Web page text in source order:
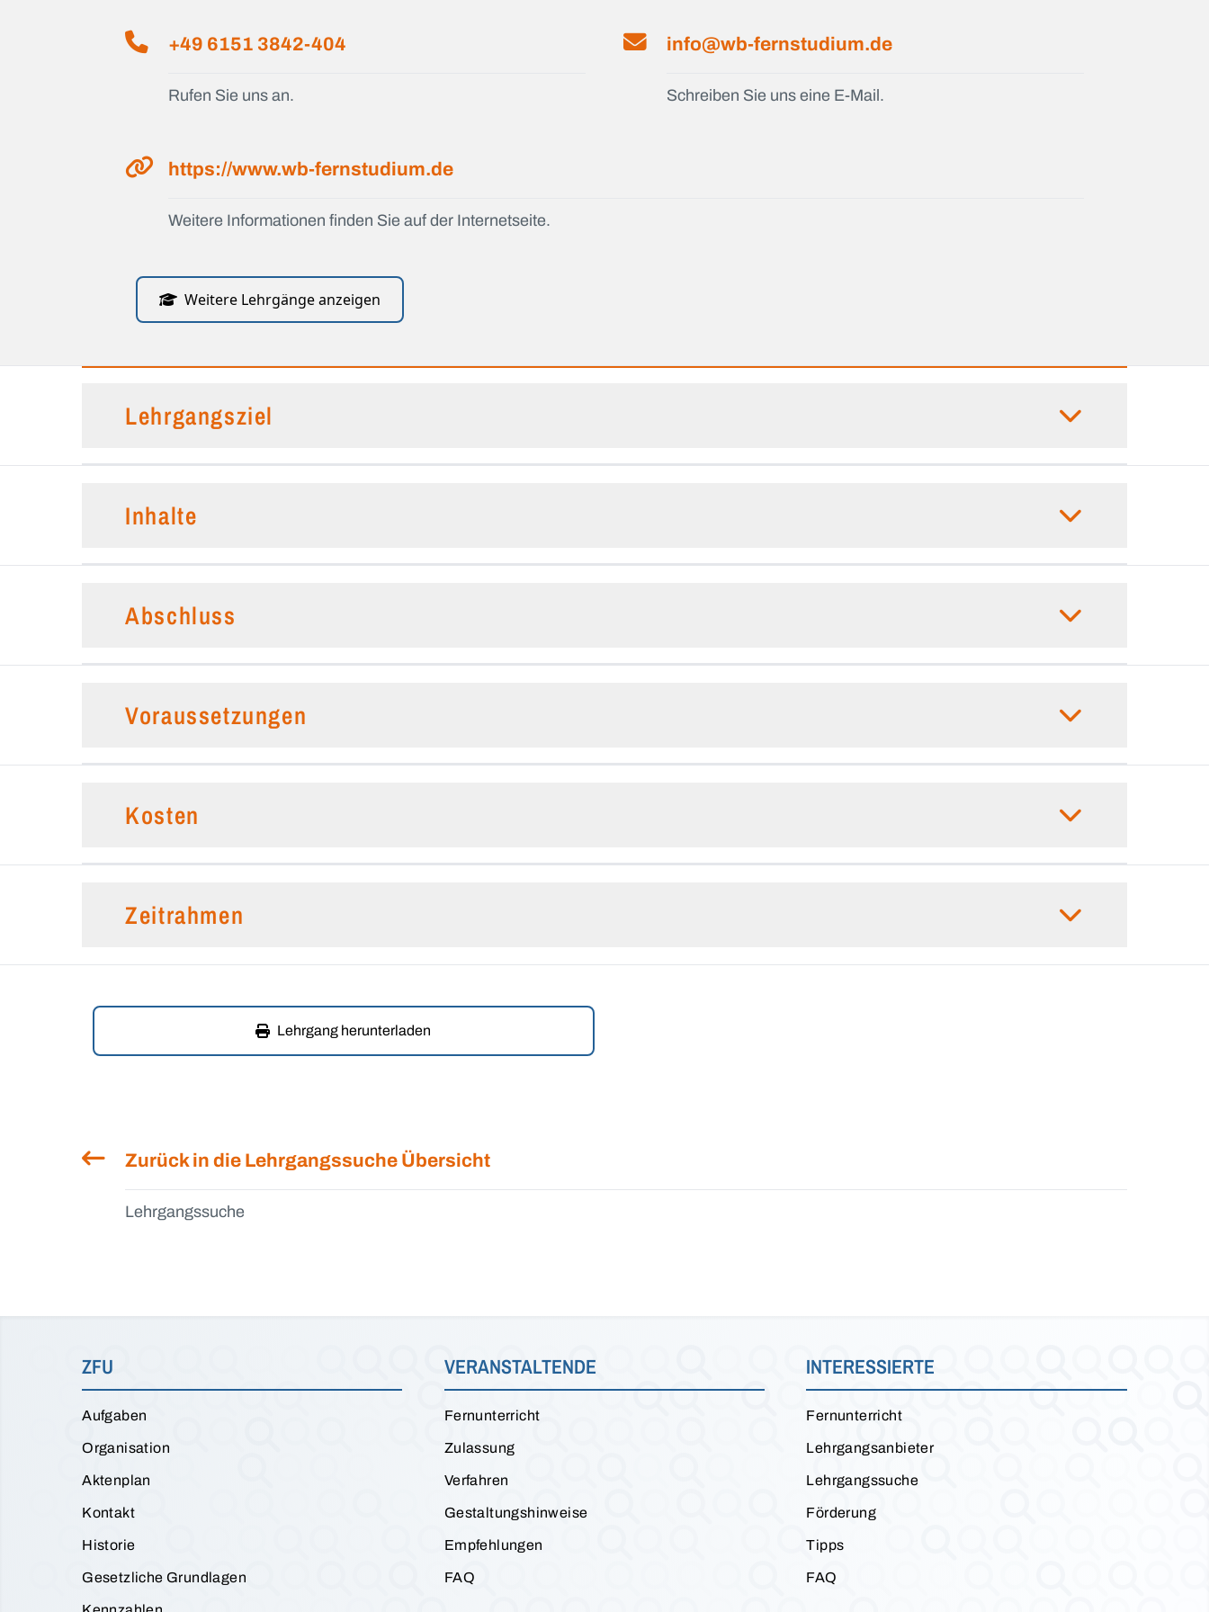
+49 6151 3842-404
Rufen Sie uns an.
info@wb-fernstudium.de
Schreiben Sie uns eine E-Mail.
https://www.wb-fernstudium.de
Weitere Informationen finden Sie auf der Internetseite.
Weitere Lehrgänge anzeigen
Lehrgangsziel
Inhalte
Abschluss
Voraussetzungen
Kosten
Zeitrahmen
Lehrgang herunterladen
Zurück in die Lehrgangssuche Übersicht
Lehrgangssuche
ZFU
Aufgaben
Organisation
Aktenplan
Kontakt
Historie
Gesetzliche Grundlagen
VERANSTALTENDE
Fernunterricht
Zulassung
Verfahren
Gestaltungshinweise
Empfehlungen
FAQ
INTERESSIERTE
Fernunterricht
Lehrgangsanbieter
Lehrgangssuche
Förderung
Tipps
FAQ